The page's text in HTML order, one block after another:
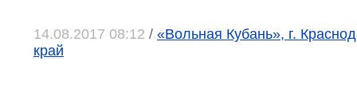
14.08.2017 08:12 / «Вольная Кубань», г.
край